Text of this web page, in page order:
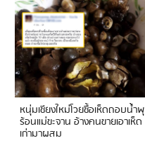
หนุ่มเชียงใหม่โวยซื้อเห็ดถอบน้ำพุ
ร้อนแม่ขะจาน อ้างคนขายเอาเห็ด
เก่ามาผสม